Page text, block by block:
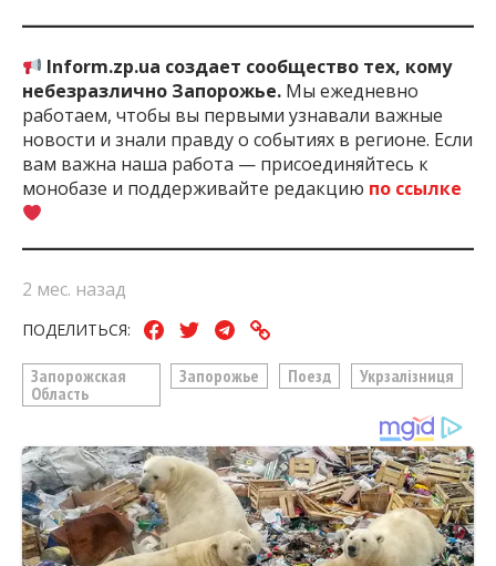
Inform.zp.ua создает сообщество тех, кому
небезразлично Запорожье. Мы ежедневно
работаем, чтобы вы первыми узнавали важные
новости и знали правду о событиях в регионе. Если
вам важна наша работа — присоединяйтесь к
монобазе и поддерживайте редакцию по ссылке
2 мес. назад
ПОДЕЛИТЬСЯ:
Запорожская
Область
Запорожье Поезд Укрзалізниця